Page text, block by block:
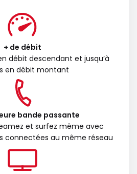
+ de débit
débit descendant et jusqu’à
en débit montant
bande passante
et surfez même avec
connectées au même réseau